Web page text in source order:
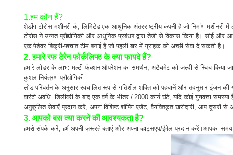
1.हम कौन हैं?
शेडोंग टोरोस मशीनरी कं, लिमिटेड एक आधुनिक अंतरराष्ट्रीय कंपनी है जो निर्माण मशीनरी में
टोरोस ने उन्नत प्रौद्योगिकी और आधुनिक प्रबंधन द्वारा तेजी से विकास किया है। सीई
एक पेशेवर बिक्री-पश्चात टीम बनाई है जो पहली बार में ग्राहक को अच्छी सेवा दे सकती है।
2. हमारे रफ टेरेन फोर्कलिफ्ट के क्या फायदे हैं?
हमारे लोडर के लाभ: मल्टी-फंक्शन ऑपरेशन का समर्थन, अटैचमेंट को जल्दी से स्विच किया जा
कुशल नियंत्रण प्रौद्योगिकी
लोड परिवर्तन के अनुसार स्वचालित रूप से गतिशील शक्ति को पहचानें और तदनुसार इंजन
वारंटी अवधि: डिलीवरी के बाद एक वर्ष के भीतर / 2000 कार्य घंटे, यदि कोई गुणवत्ता
अनुकूलित सेवाएँ प्रदान करें, अपना विशिष्ट शॉपिंग एजेंट, वैयक्तिकृत खरीदारी, आप दूसरों से
3. आपको बस क्या करने की आवश्यकता है?
हमसे संपर्क करें, हमें अपनी ज़रूरतें बताएं और अपना व्हाट्सएप/ईमेल प्रदान करें।आपका समय